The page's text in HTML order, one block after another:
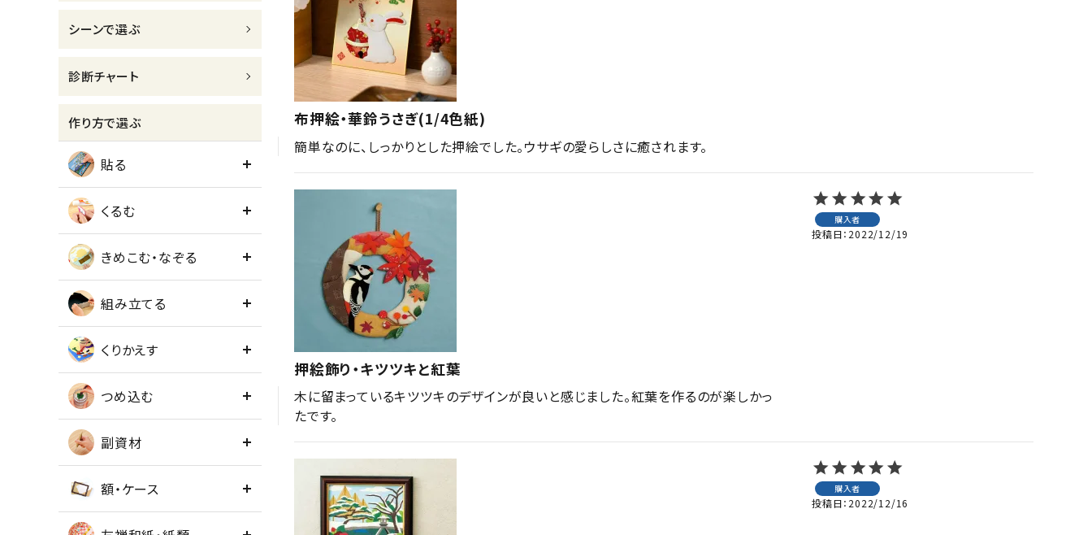
ACCOUNT MENU
ログイン person
シーンで選ぶ
診断チャート
作り方で選ぶ
貼る
くるむ
きめこむ・なぞる
組み立てる
くりかえす
つめ込む
副資材
額・ケース
布押絵・華鈴うさぎ(1/4色紙)
簡単なのに、しっかりとした押絵でした。ウサギの愛らしさに癒されます。
押絵飾り・キツツキと紅葉
購入者
投稿日 2022/12/19
木に留まっているキツツキのデザインが良いと感じました。紅葉を作るのが楽しかっ
たです。
購入者
投稿日 2022/12/16